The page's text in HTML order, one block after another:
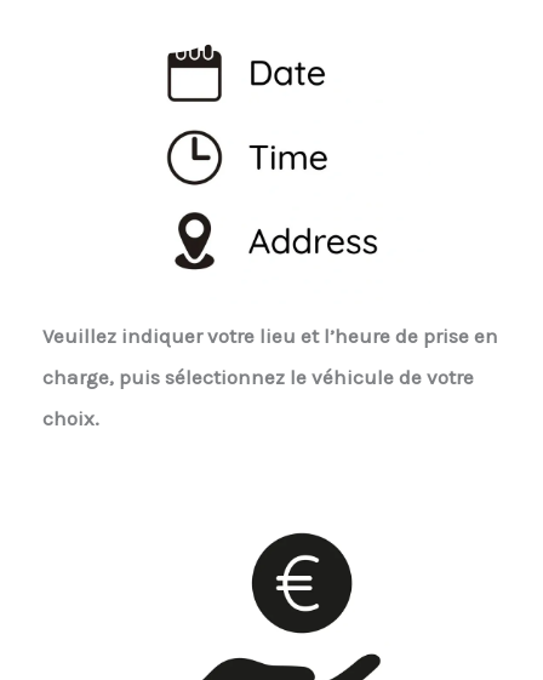
Veuillez indiquer votre lieu et l’heure de prise en
charge, puis sélectionnez le véhicule de votre
choix.